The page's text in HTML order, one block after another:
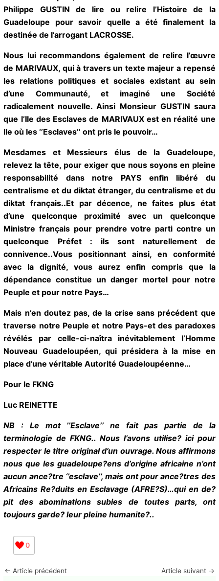
sursaut de dignité durable qui doit se traduire par une
relation désormais verticale vis-à-vis de la France, loin
des flatteries dont on vous abreuve et des écharpes
couleurs, pour revendiquer votre véritable identité et
notre droit fondamental à la Liberté…
Pour notre part, nous recommandons au Préfet
Philippe GUSTIN de lire ou relire l’Histoire de la
Guadeloupe pour savoir quelle a été finalement la
destinée de l’arrogant LACROSSE.
Nous lui recommandons également de relire l’œuvre
de MARIVAUX, qui à travers un texte majeur a
repensé les relations politiques et sociales existant
au sein d’une Communauté, et imaginé une Société
radicalement nouvelle. Ainsi Monsieur GUSTIN saura
que l’Ile des Esclaves de MARIVAUX est en réalité
une Ile où les ‘’Esclaves’’ ont pris le pouvoir…
Mesdames et Messieurs élus de la Guadeloupe,
relevez la tête, pour exiger que nous soyons en
pleine responsabilité dans notre PAYS enfin libéré du
centralisme et du diktat étranger, du centralisme et
du diktat français..Et par décence, ne faites plus état
d’une quelconque proximité avec un quelconque
Ministre français pour prendre votre parti contre un
quelconque Préfet : ils sont naturellement de
connivence..Vous positionnant ainsi, en conformité
avec la dignité, vous aurez enfin compris que la
Peuple et pour notre Pays…
Mais n’en doutez pas, de la crise sans précédent que
traverse notre Peuple et notre Pays-et des
paradoxes révélés par celle-ci-naîtra inévitablement
l’Homme Nouveau Guadeloupéen, qui présidera à la
mise en place d’une véritable Autorité
Guadeloupéenne…
Pour le FKNG
Luc REINETTE
terminologie de FKNG.. Nous l’avons utilise? ici pour
affirmons nous que les guadeloupe?ens d’origine